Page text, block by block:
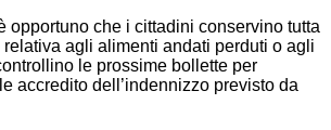
opportuno che i cittadini conservino tutta
relativa agli alimenti andati perduti o agli
le prossime bollette per
accredito dell’indennizzo previsto da